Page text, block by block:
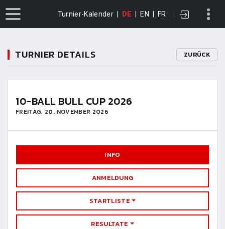
Turnier-Kalender DE EN FR
TURNIER DETAILS ZURÜCK
10-BALL BULL CUP 2026
FREITAG, 20. NOVEMBER 2026
INFO
ANMELDUNG
STARTLISTE
RESULTATE